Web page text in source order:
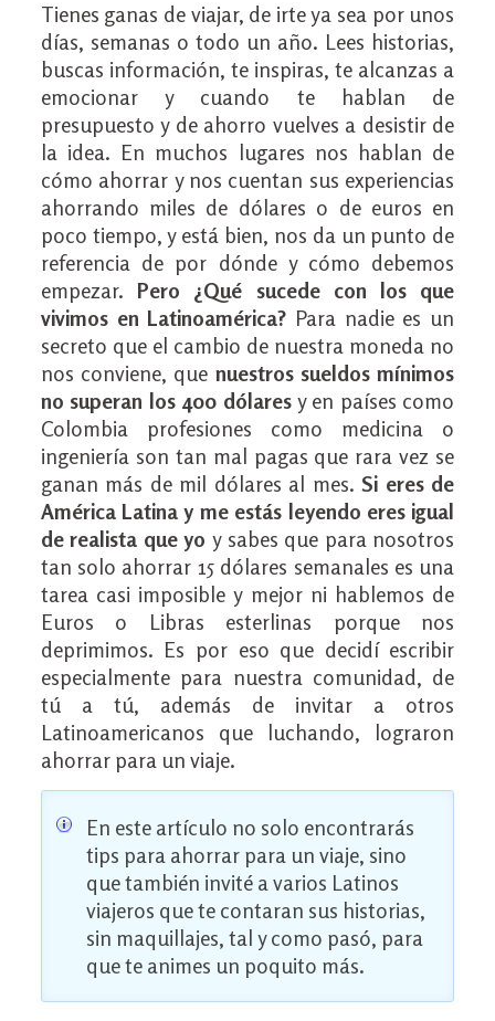
Tienes ganas de viajar, de irte ya sea por unos
días, semanas o todo un año. Lees historias,
buscas información, te inspiras, te alcanzas a
emocionar y cuando te hablan de
presupuesto y de ahorro vuelves a desistir de
la idea. En muchos lugares nos hablan de
cómo ahorrar y nos cuentan sus experiencias
ahorrando miles de dólares o de euros en
poco tiempo, y está bien, nos da un punto de
referencia de por dónde y cómo debemos
empezar.Pero ¿Qué sucede con los que
vivimos en Latinoamérica? Para nadie es un
secreto que el cambio de nuestra moneda no
nos conviene, que nuestros sueldos mínimos
no superan los 400 dólaresy en países como
Colombia profesiones como medicina o
ingeniería son tan mal pagas que rara vez se
ganan más de mil dólares al mes.Si eres de
América Latina y me estás leyendo eres igual
de realista que yo y sabes que para nosotros
tan solo ahorrar 15 dólares semanales es una
tarea casi imposible y mejor ni hablemos de
Euros o Libras esterlinas porque nos
deprimimos. Es por eso que decidí escribir
especialmente para nuestra comunidad, de
tú a tú, además de invitar a otros
Latinoamericanos que luchando, lograron
ahorrar para un viaje.
En este artículo no solo encontrarás
tips para ahorrar para un viaje, sino
que también invité a varios Latinos
viajeros que te contaran sus historias,
sin maquillajes, tal y como pasó, para
que te animes un poquito más.